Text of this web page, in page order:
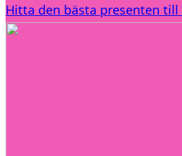
Hitta den bästa presenten